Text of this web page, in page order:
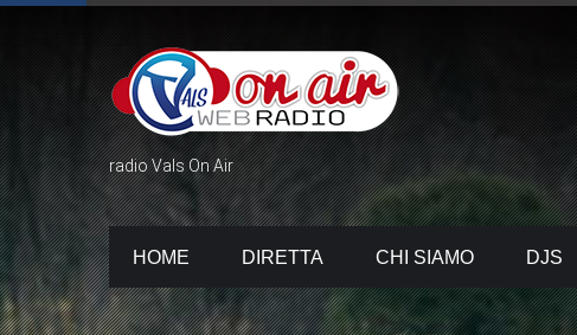
radio Vals On Air
HOME DIRETTA CHI SIAMO DJS